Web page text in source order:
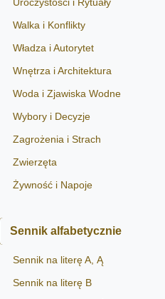
Walka i Konflikty
Władza i Autorytet
Wnętrza i Architektura
Woda i Zjawiska Wodne
Wybory i Decyzje
Zagrożenia i Strach
Zwierzęta
Żywność i Napoje
Sennik alfabetycznie
Sennik na literę A, Ą
Sennik na literę B